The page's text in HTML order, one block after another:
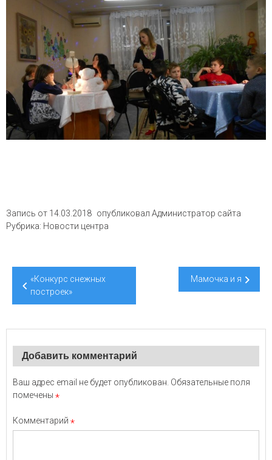
Запись от 14.03.2018 опубликовал Администратор сайта
Рубрика: Новости центра
Навигация
«Конкурс снежных
построек»
Мамочка и я
Добавить комментарий
Ваш адрес email не будет опубликован. Обязательные поля
помечены *
Комментарий *